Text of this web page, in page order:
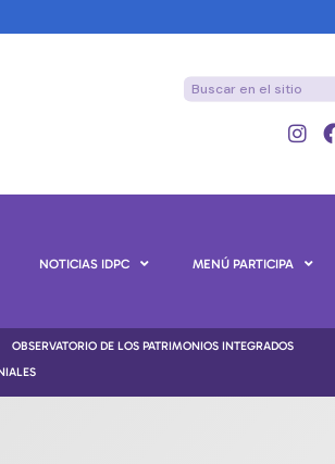
NOTICIAS IDPC MENÚ PARTICIPA
OBSERVATORIO DE LOS PATRIMONIOS INTEGRADOS